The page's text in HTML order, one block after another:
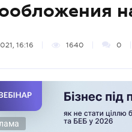
16:16 1640 0